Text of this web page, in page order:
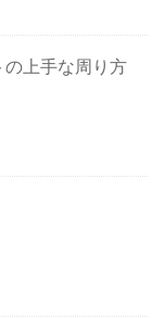
の上手な周り方